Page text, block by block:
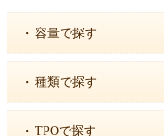
・ 容量で探す
・ 種類で探す
・ TPOで探す